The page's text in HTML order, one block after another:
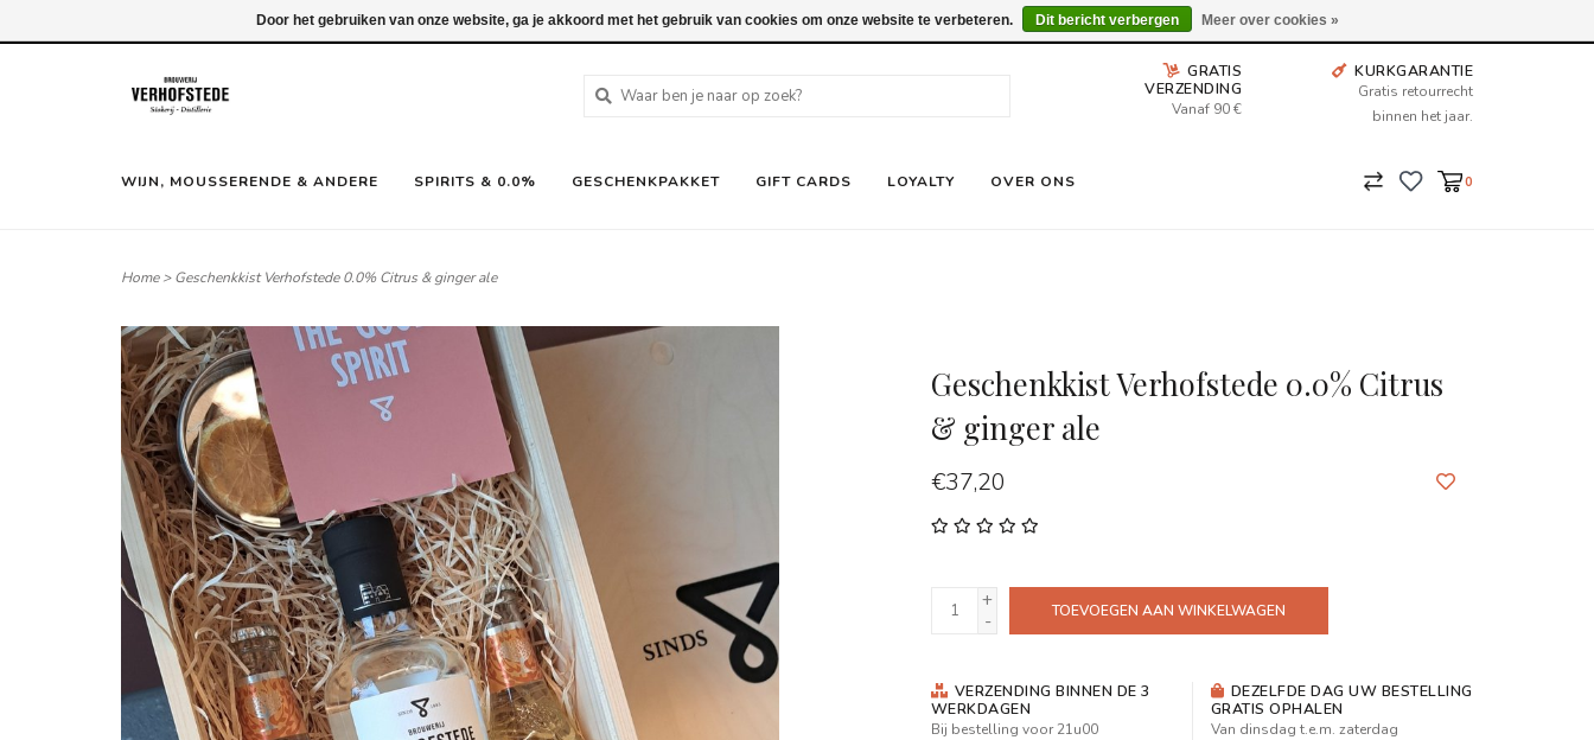
Wij leveren tot aan uw deur. Afhalen is mogelijk.
GRATIS
VERZENDING
Vanaf 90 €
KURKGARANTIE
Gratis retourrecht
binnen het jaar.
WIJN, MOUSSERENDE & ANDERE SPIRITS & 0.0% GESCHENKPAKKET GIFT CARDS LOYALTY OVER ONS 0
Home>Geschenkkist Verhofstede 0.0% Citrus & ginger ale
Geschenkkist Verhofstede 0.0% Citrus
& ginger ale
€37,20
+
-
TOEVOEGEN AAN WINKELWAGEN
VERZENDING BINNEN DE 3
WERKDAGEN
Bij bestelling voor 21u00
DEZELFDE DAG UW BESTELLING
GRATIS OPHALEN
Van dinsdag t.e.m. zaterdag
Door het gebruiken van onze website, ga je akkoord met het gebruik van cookies om onze website te verbeteren. Dit bericht verbergen Meer over cookies »